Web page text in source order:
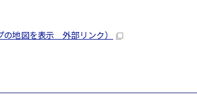
の地図を表示 外部リンク）